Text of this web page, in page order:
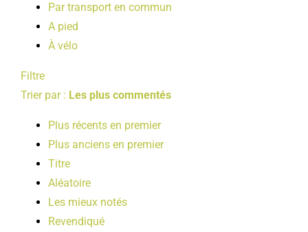
Par transport en commun
A pied
À vélo
Filtre
Trier par : Les plus commentés
Plus récents en premier
Plus anciens en premier
Titre
Aléatoire
Les mieux notés
Revendiqué